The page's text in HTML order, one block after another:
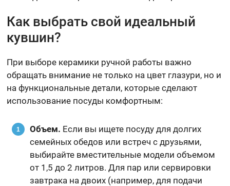
Как выбрать свой идеальный
кувшин?
При выборе керамики ручной работы важно
обращать внимание не только на цвет глазури, но и
на функциональные детали, которые сделают
использование посуды комфортным:
Объем. Если вы ищете посуду для долгих
семейных обедов или встреч с друзьями,
выбирайте вместительные модели объемом
от 1,5 до 2 литров. Для пар или сервировки
завтрака на двоих (например, для подачи